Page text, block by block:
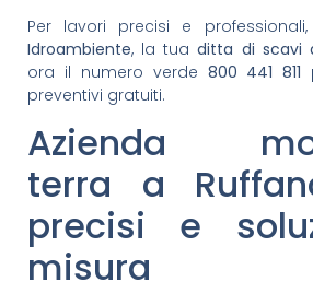
Per lavori precisi e
Idroambiente, la tuaditta di scavi
ora il numero verde 800 441 811
preventivi gratuiti.
Azienda
terra a
precisi e
misura